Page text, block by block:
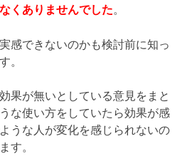
くありませんでした。
感できないのかも検討前に知っ
。
果が無いとしている意見をまと
な使い方をしていたら効果が感
うな人が変化を感じられないの
す。